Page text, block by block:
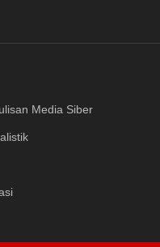
Media Siber